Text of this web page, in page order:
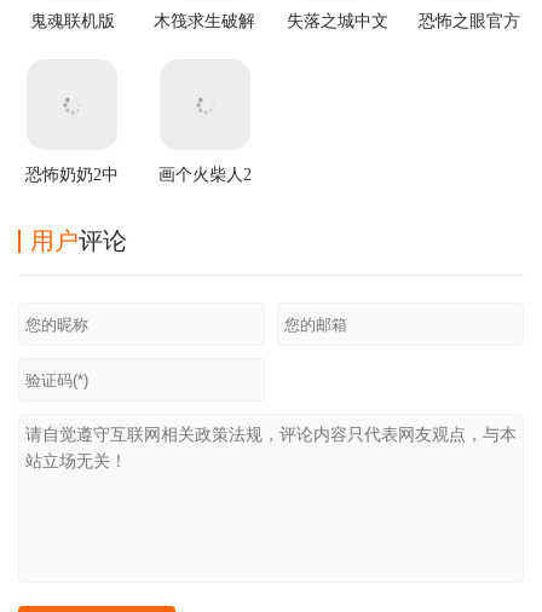
鬼魂联机版
木筏求生破解
失落之城中文
恐怖之眼官方
恐怖奶奶2中
画个火柴人2
用户评论